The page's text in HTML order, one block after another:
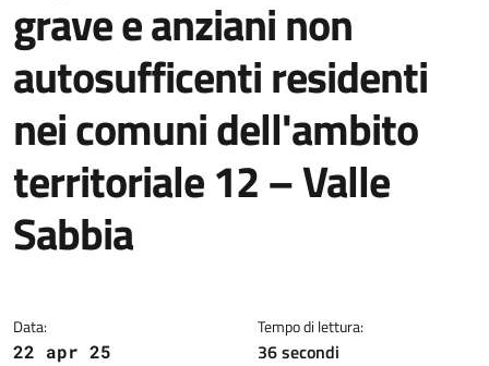
grave e anziani non
autosufficenti residenti
nei comuni dell'ambito
territoriale 12 – Valle
Sabbia
Data:
22 apr 25
Tempo di lettura:
36 secondi